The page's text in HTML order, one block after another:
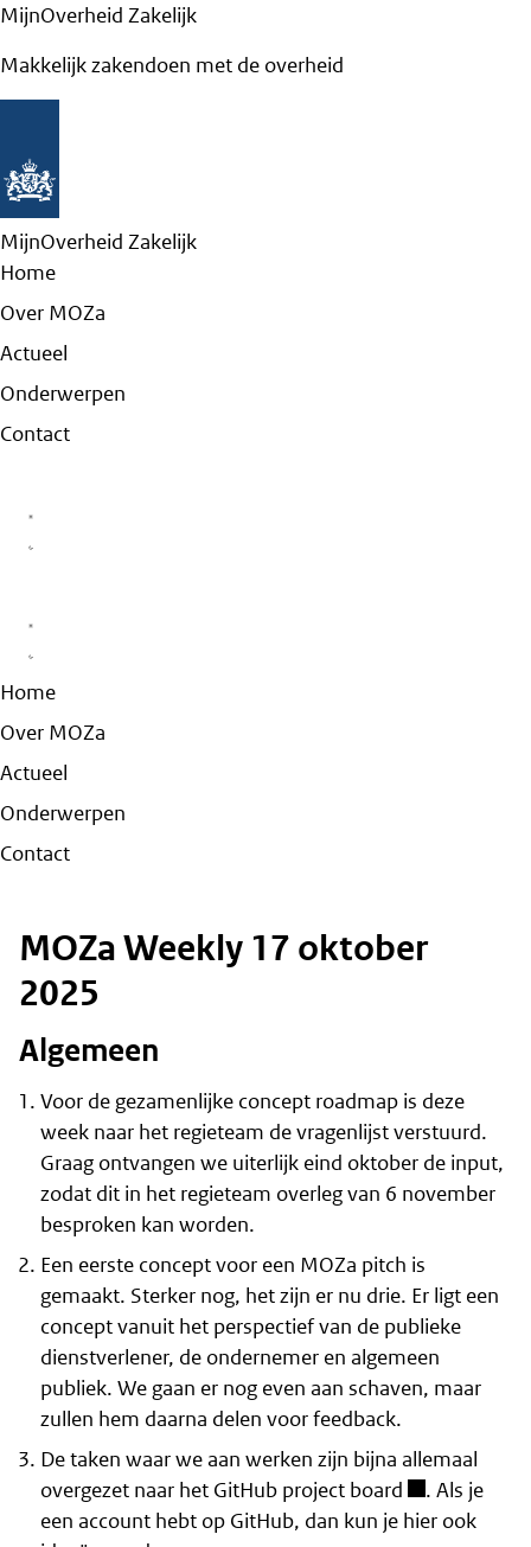
MijnOverheid Zakelijk
Makkelijk zakendoen met de overheid
MijnOverheid Zakelijk
Home
Over MOZa
Actueel
Onderwerpen
Contact
Home
Over MOZa
Actueel
Onderwerpen
Contact
MOZa Weekly 17 oktober
2025
Algemeen
Voor de gezamenlijke concept roadmap is deze
week naar het regieteam de vragenlijst verstuurd.
Graag ontvangen we uiterlijk eind oktober de input,
zodat dit in het regieteam overleg van 6 november
besproken kan worden.
Een eerste concept voor een MOZa pitch is
gemaakt. Sterker nog, het zijn er nu drie. Er ligt een
concept vanuit het perspectief van de publieke
dienstverlener, de ondernemer en algemeen
publiek. We gaan er nog even aan schaven, maar
zullen hem daarna delen voor feedback.
De taken waar we aan werken zijn bijna allemaal
overgezet naar het GitHub project board
. Als je
een account hebt op GitHub, dan kun je hier ook